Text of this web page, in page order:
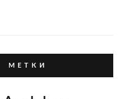
М Е Т К И